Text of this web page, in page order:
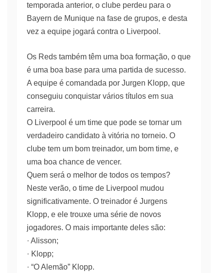
temporada anterior, o clube perdeu para o
Bayern de Munique na fase de grupos, e desta
vez a equipe jogará contra o Liverpool.
Os Reds também têm uma boa formação, o que
é uma boa base para uma partida de sucesso.
A equipe é comandada por Jurgen Klopp, que
conseguiu conquistar vários títulos em sua
carreira.
O Liverpool é um time que pode se tornar um
verdadeiro candidato à vitória no torneio. O
clube tem um bom treinador, um bom time, e
uma boa chance de vencer.
Quem será o melhor de todos os tempos?
Neste verão, o time de Liverpool mudou
significativamente. O treinador é Jurgens
Klopp, e ele trouxe uma série de novos
jogadores. O mais importante deles são:
· Alisson;
· Klopp;
· “O Alemão” Klopp.